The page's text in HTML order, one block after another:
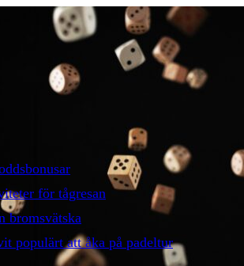
för tågresan
bromsvätska
populärt att åka på padeltur